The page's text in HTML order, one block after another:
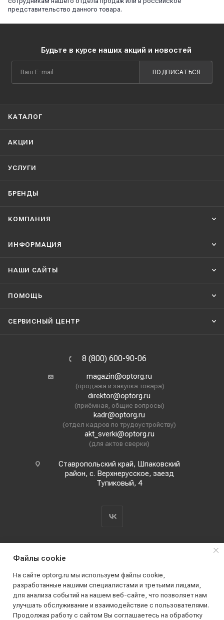
представительство данного товара.
Будьте в курсе наших акций и новостей
ПОДПИСАТЬСЯ
КАТАЛОГ
АКЦИИ
УСЛУГИ
БРЕНДЫ
КОМПАНИЯ
ИНФОРМАЦИЯ
НАШИ CАЙТЫ
ПОМОЩЬ
СЕРВИСНЫЙ ЦЕНТР
8 (800) 600-90-06
magazin@optorg.ru
(продажа и закупка товара)
direktor@optorg.ru
(приёмная, общие вопросы)
kadr@optorg.ru
(отдел кадров по трудоустройству)
akt_sverki@optorg.ru
(для актов сверки)
Ставропольский край, Шпаковский
район, с. Верхнерусское, заезд
Тупиковый, 4
2019 - 2026 © АО КПК "Ставропольстройопторг"
Все права защищены
Файлы cookie
На сайте optorg.ru мы используем файлы cookie,
разработанные нашими специалистами и третьими лицами,
для анализа событий на нашем веб-сайте, что позволяет нам
улучшать обслуживание и взаимодействие с пользователями.
Продолжая работу с сайтом Вы соглашаетесь на обработку